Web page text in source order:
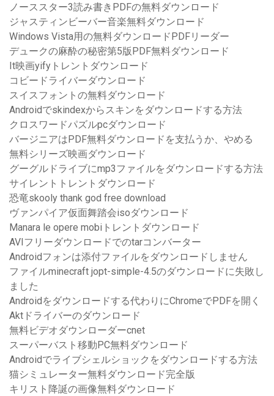
ノーススター3読み書きPDFの無料ダウンロード
ジャスティンビーバー音楽無料ダウンロード
Windows Vista用の無料ダウンロードPDFリーダー
デュークの麻酔の秘密第5版PDF無料ダウンロード
It映画yifyトレントダウンロード
コビードライバーダウンロード
スイスフォントの無料ダウンロード
Androidでskindexからスキンをダウンロードする方法
クロスワードパズルpcダウンロード
バージニアはPDF無料ダウンロードを支払うか、やめる
無料シリーズ映画ダウンロード
グーグルドライブにmp3ファイルをダウンロードする方法
サイレントトレントダウンロード
恐竜skooly thank god free download
ヴァンパイア仮面舞踏会isoダウンロード
Manara le opere mobiトレントダウンロード
AVIフリーダウンロードでのtarコンバーター
Androidフォンは添付ファイルをダウンロードしません
ファイルminecraft jopt-simple-4.5のダウンロードに失敗し
ました
Androidをダウンロードする代わりにChromeでPDFを開く
Aktドライバーのダウンロード
無料ビデオダウンローダーcnet
スーパーバスト移動PC無料ダウンロード
Androidでライブシェルショックをダウンロードする方法
猫シミュレーター無料ダウンロード完全版
キリスト降誕の画像無料ダウンロード